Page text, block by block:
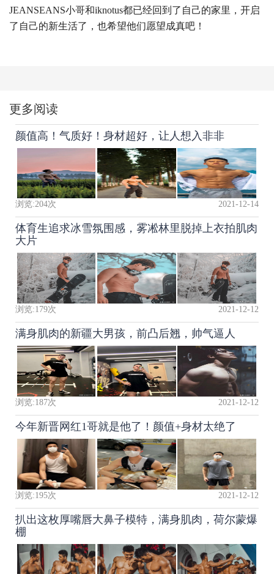
JEANSEANS小哥和iknotus都已经回到了自己的家里，开启
了自己的新生活了，也希望他们愿望成真吧！
更多阅读
颜值高！气质好！身材超好，让人想入非非
浏览:204次 2021-12-14
体育生追求冰雪氛围感，雾凇林里脱掉上衣拍肌肉
大片
浏览:179次 2021-12-12
满身肌肉的新疆大男孩，前凸后翘，帅气逼人
浏览:187次 2021-12-12
今年新晋网红1哥就是他了！颜值+身材太绝了
浏览:195次 2021-12-12
扒出这枚厚嘴唇大鼻子模特，满身肌肉，荷尔蒙爆
棚